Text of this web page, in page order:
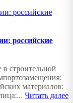
российские
строительной
материалов:
Читать далее